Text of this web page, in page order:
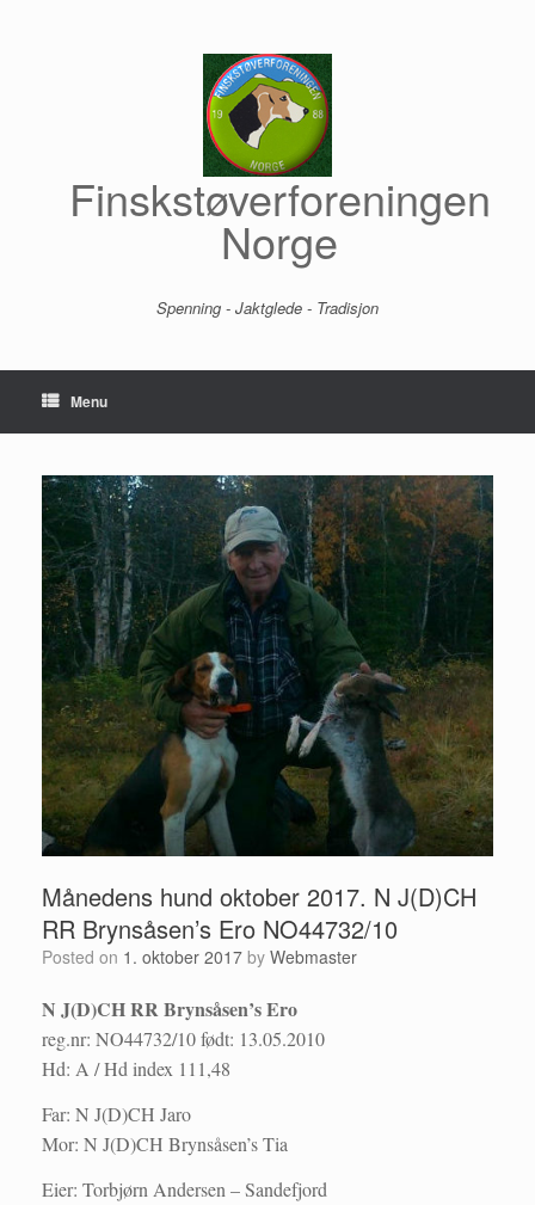
Finskstøverforeningen
Norge
Spenning - Jaktglede - Tradisjon
Menu
Månedens hund oktober 2017. N J(D)CH
RR Brynsåsen’s Ero NO44732/10
Posted on 1. oktober 2017 by Webmaster
N J(D)CH RR Brynsåsen’s Ero
reg.nr: NO44732/10 født: 13.05.2010
Hd: A / Hd index 111,48
Far: N J(D)CH Jaro
Mor: N J(D)CH Brynsåsen’s Tia
Eier: Torbjørn Andersen – Sandefjord